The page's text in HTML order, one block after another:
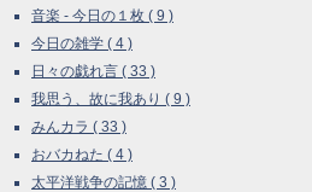
音楽 - 今日の１枚 ( 9 )
今日の雑学 ( 4 )
日々の戯れ言 ( 33 )
我思う、故に我あり ( 9 )
みんカラ ( 33 )
おバカねた ( 4 )
太平洋戦争の記憶 ( 3 )